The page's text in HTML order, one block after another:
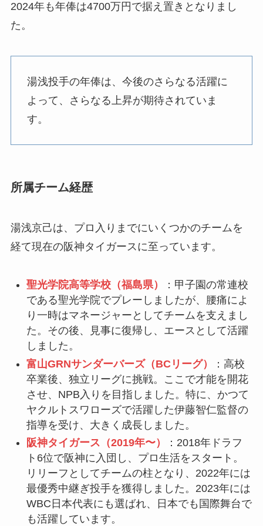
2024年も年俸は4700万円で据え置きとなりまし
た。
湯浅投手の年俸は、今後のさらなる活躍に
よって、さらなる上昇が期待されていま
す。
所属チーム経歴
湯浅京己は、プロ入りまでにいくつかのチームを
経て現在の阪神タイガースに至っています。
聖光学院高等学校（福島県）
：甲子園の常連校
である聖光学院でプレーしましたが、腰痛によ
り一時はマネージャーとしてチームを支えまし
た。その後、見事に復帰し、エースとして活躍
しました。
富山GRNサンダーバーズ（BCリーグ）
：高校
卒業後、独立リーグに挑戦。ここで才能を開花
させ、NPB入りを目指しました。特に、かつて
ヤクルトスワローズで活躍した伊藤智仁監督の
指導を受け、大きく成長しました。
阪神タイガース（2019年〜）
：2018年ドラフ
ト6位で阪神に入団し、プロ生活をスタート。
リリーフとしてチームの柱となり、2022年には
最優秀中継ぎ投手を獲得しました。2023年には
WBC日本代表にも選ばれ、日本でも国際舞台で
も活躍しています。